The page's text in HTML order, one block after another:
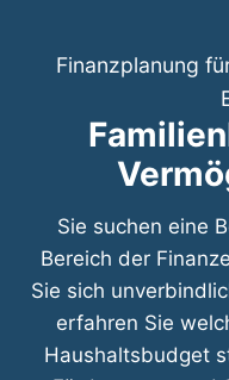
Finanzplanung
Sie suchen eine
Bereich der
Sie sich
erfahren Sie
Haushaltsbudget